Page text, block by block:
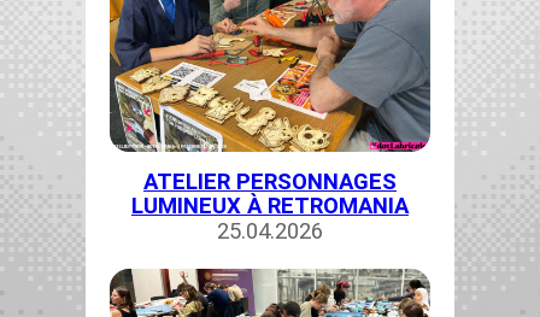
ATELIER PERSONNAGES
LUMINEUX À RETROMANIA
25.04.2026